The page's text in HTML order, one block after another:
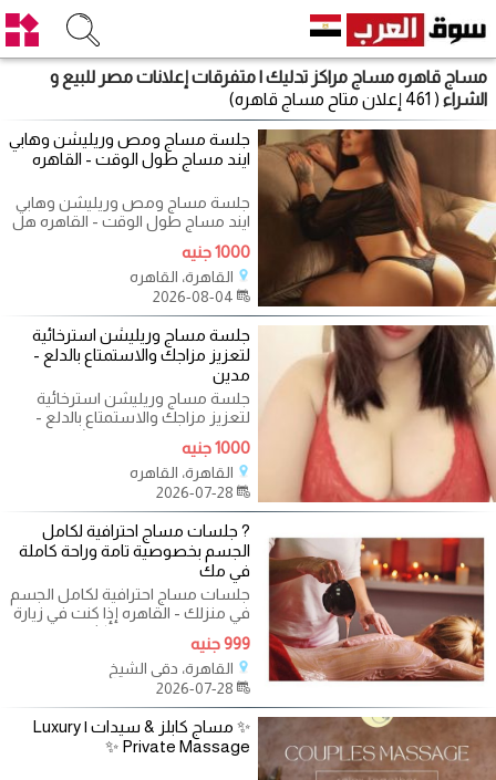
مساج قاهره مساج مراكز تدليك | متفرقات إعلانات مصر للبيع و
الشراء ( 461 إعلان متاح مساج قاهره)
جلسة مساج ومص وريليشن وهابي
ايند مساج طول الوقت - القاهره
جلسة مساج ومص وريليشن وهابي
ايند مساج طول الوقت - القاهره هل
تبحث عن تجربة فريدة تخلصك من
التعب
1000 جنيه
القاهرة، القاهره
جلسة مساج وريليشن استرخائية
لتعزيز مزاجك والاستمتاع بالدلع -
مدين
جلسة مساج وريليشن استرخائية
لتعزيز مزاجك والاستمتاع بالدلع -
مدينة نصر مصر الجديده شيراتون
الرحاب
1000 جنيه
القاهرة، القاهره
? جلسات مساج احترافية لكامل
الجسم بخصوصية تامة وراحة كاملة
في مك
جلسات مساج احترافية لكامل الجسم
في منزلك - القاهره إذا كنت في زيارة
لمصر، فاجعل رحلتك أكثر راحة
999 جنيه
القاهرة، دقي الشيخ
✨ مساج كابلز & سيدات | Luxury
Private Massage ✨